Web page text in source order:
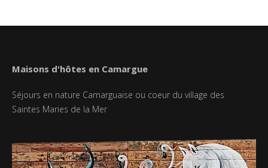
Maisons d'hôtes en Camargue
Séjours en nature Camarguaise ou coeur du village des
Saintes Maries de la Mer